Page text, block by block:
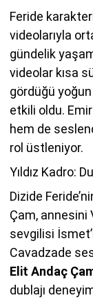
Feride
videolarıyla
gündelik
videolar kısa
gördüğü
etkili oldu.
hem de
rol üstleniyor.
Yıldız Kadro:
Dizide
Çam, annesini
sevgilisi
Cavadzade
Elit Andaç
dublajı